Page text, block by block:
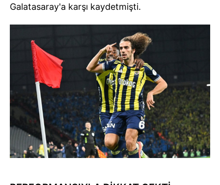
Galatasaray'a karşı kaydetmişti.